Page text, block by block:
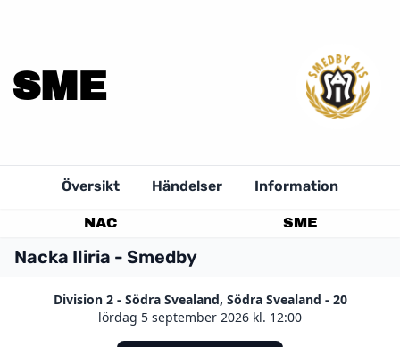
SME
Översikt Händelser Information
NAC SME
Nacka Iliria - Smedby
Division 2 - Södra Svealand, Södra Svealand - 20
lördag 5 september 2026 kl. 12:00